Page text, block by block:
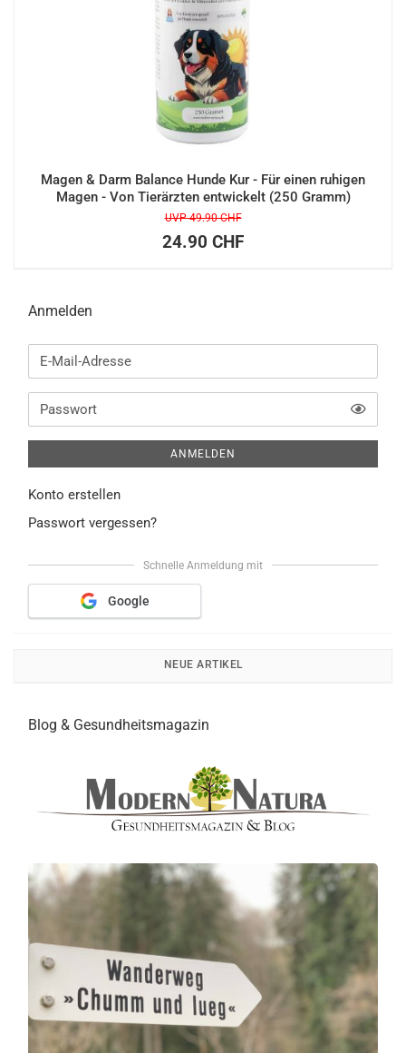
Magen & Darm Balance Hunde Kur - Für einen ruhigen
Magen - Von Tierärzten entwickelt (250 Gramm)
UVP 49.90 CHF
24.90 CHF
Anmelden
E-
Mail-
Passwort
ANMELDEN
Konto erstellen
Passwort vergessen?
Schnelle Anmeldung mit
NEUE ARTIKEL
Blog & Gesundheitsmagazin